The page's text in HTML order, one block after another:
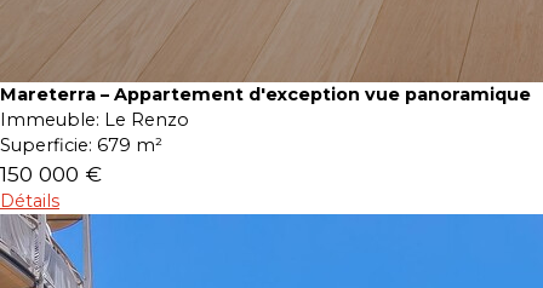
Mareterra – Appartement d'exception vue panoramique
Immeuble: Le Renzo
Superficie: 679 m²
150 000 €
Détails